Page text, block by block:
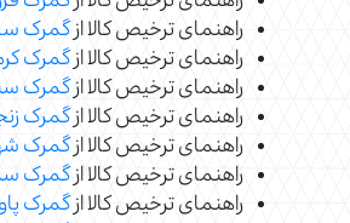
راهنمای ترخیص کالا ازگمرک
راهنمای ترخیص کالا ازگمرک
راهنمای ترخیص کالا ازگمرک
راهنمای ترخیص کالا ازگمرک
راهنمای ترخیص کالا ازگمرک
راهنمای ترخیص کالا ازگمرک
راهنمای ترخیص کالا ازگمرک